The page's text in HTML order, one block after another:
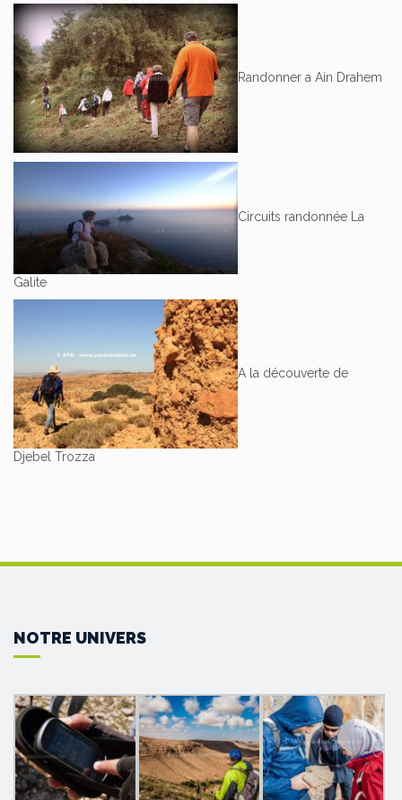
Randonner a Ain Drahem
Circuits randonnée La
Galite
A la découverte de
Djebel Trozza
NOTRE UNIVERS